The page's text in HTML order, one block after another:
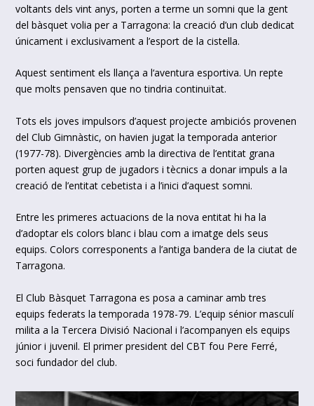
voltants dels vint anys, porten a terme un somni que la gent
del bàsquet volia per a Tarragona: la creació d’un club dedicat
únicament i exclusivament a l’esport de la cistella.
Aquest sentiment els llança a l‘aventura esportiva. Un repte
que molts pensaven que no tindria continuïtat.
Tots els joves impulsors d’aquest projecte ambiciós provenen
del Club Gimnàstic, on havien jugat la temporada anterior
(1977-78). Divergències amb la directiva de l’entitat grana
porten aquest grup de jugadors i tècnics a donar impuls a la
creació de l’entitat cebetista i a l’inici d’aquest somni.
Entre les primeres actuacions de la nova entitat hi ha la
d’adoptar els colors blanc i blau com a imatge dels seus
equips. Colors corresponents a l’antiga bandera de la ciutat de
Tarragona.
El Club Bàsquet Tarragona es posa a caminar amb tres
equips federats la temporada 1978-79. L’equip sénior masculí
milita a la Tercera Divisió Nacional i l’acompanyen els equips
júnior i juvenil. El primer president del CBT fou Pere Ferré,
soci fundador del club.